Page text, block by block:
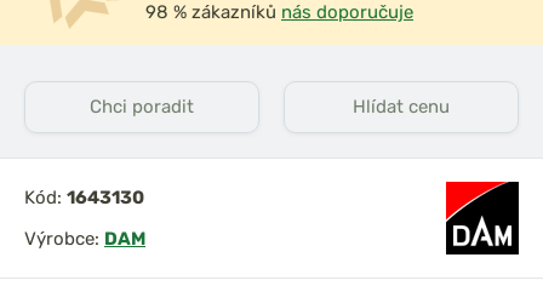
Ultegra
DAM Naviják Quick
98 % zákazníků nás doporučuje
Chci poradit Hlídat cenu
Kód: 1643130
Výrobce: DAM